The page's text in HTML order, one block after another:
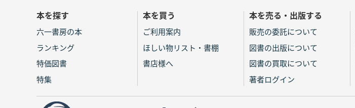
本を探す
六一書房の本
ランキング
特価図書
特集
本を買う
ご利用案内
ほしい物リスト・書棚
書店様へ
本を売る・出版する
販売の委託について
図書の出版について
図書の買取について
著者ログイン